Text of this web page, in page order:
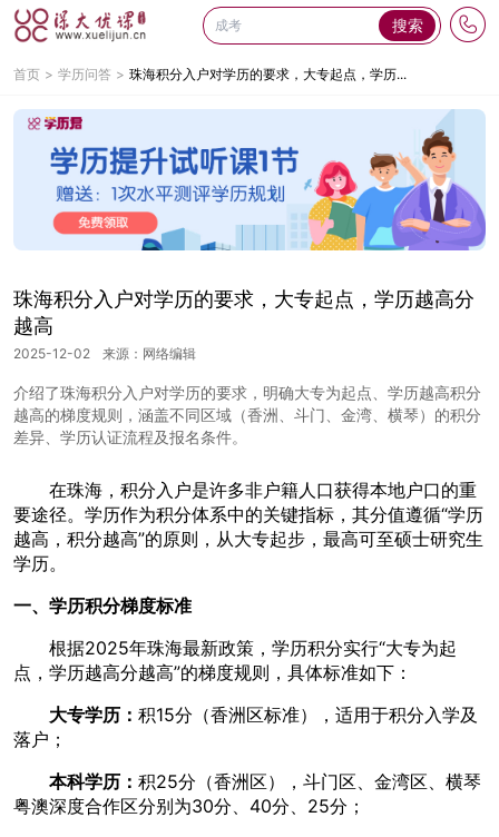
搜索
首页 学历问答 珠海积分入户对学历的要求，大专起点，学历...
珠海积分入户对学历的要求，大专起点，学历越高分
越高
2025-12-02 来源：网络编辑
介绍了珠海积分入户对学历的要求，明确大专为起点、学历越高积分
越高的梯度规则，涵盖不同区域（香洲、斗门、金湾、横琴）的积分
差异、学历认证流程及报名条件。
在珠海，积分入户是许多非户籍人口获得本地户口的重
要途径。学历作为积分体系中的关键指标，其分值遵循“学历
越高，积分越高”的原则，从大专起步，最高可至硕士研究生
学历。
一、学历积分梯度标准
根据2025年珠海最新政策，学历积分实行“大专为起
点，学历越高分越高”的梯度规则，具体标准如下：
大专学历： 积15分（香洲区标准），适用于积分入学及
落户；
本科学历： 积25分（香洲区），斗门区、金湾区、横琴
粤澳深度合作区分别为30分、40分、25分；